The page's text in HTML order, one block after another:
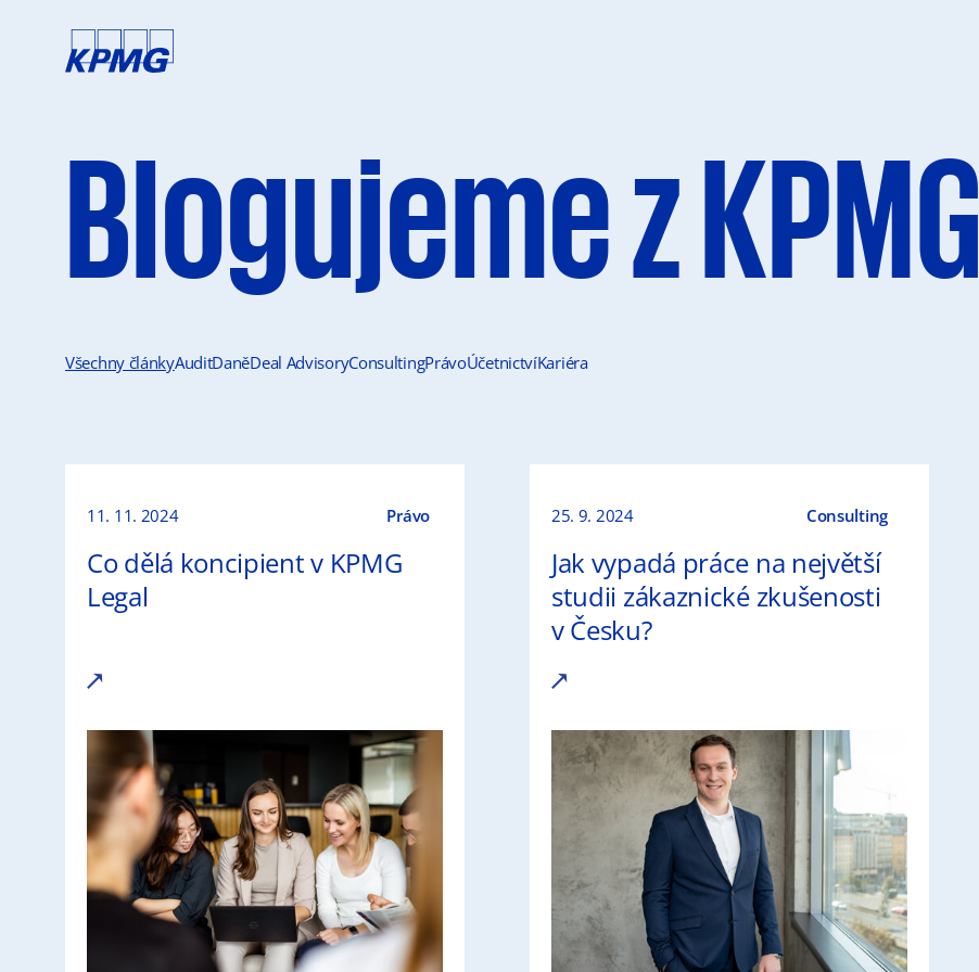
Blogujeme z KPMG
Všechny článkyAuditDaněDeal AdvisoryConsultingPrávoÚčetnictvíKariéra
11. 11. 2024 Právo
Co dělá koncipient v KPMG
Legal
25. 9. 2024 Consulting
Jak vypadá práce na největší
studii zákaznické zkušenosti
v Česku?